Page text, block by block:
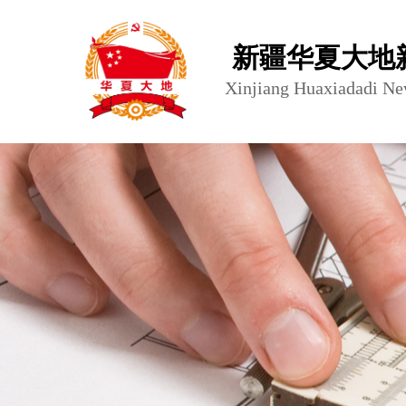
新疆华夏大地
Xinjiang Huaxiadadi